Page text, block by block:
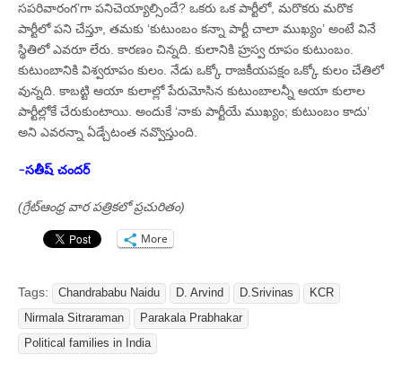
సపరివారంగ’గా పనిచెయ్యాల్సిందే? ఒకరు ఒక పార్టీలో, మరొకరు మరొక
పార్టీలో పని చేస్తూ, తమకు ‘కుటుంబం కన్నా పార్టీ చాలా ముఖ్యం’ అంటే వినే
స్థితిలో ఎవరూ లేరు. కారణం చిన్నది. కులానికి హ్రస్వ రూపం కుటుంబం.
కుటుంబానికి విశ్వరూపం కులం. నేడు ఒక్కో రాజకీయపక్షం ఒక్కో కులం చేతిలో
వున్నది. కాబట్టి ఆయా కులాల్లో పేరుమోసిన కుటుంబాలన్నీ ఆయా కులాల
పార్టీల్లోకే చేరుకుంటాయి. అందుకే ‘నాకు పార్టీయే ముఖ్యం; కుటుంబం కాదు’
అని ఎవరన్నా ఏడ్చేటంత నవ్వొస్తుంది.
-సతీష్ చందర్
(గ్రేట్ఆంధ్ర వార పత్రికలో ప్రచురితం)
More
Tags: Chandrababu Naidu D. Arvind D.Srivinas
KCR
Nirmala Sitraraman
Parakala Prabhakar
Political families in India